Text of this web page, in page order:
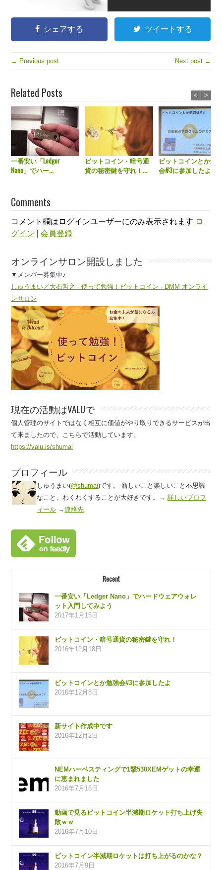
シェアする ツイートする
← Previous post Next post →
Related Posts
一番安い「Ledger
Nano」でハー...
ビットコイン・暗号通
貨の秘密鍵を守れ！...
ビットコインとか勉
会#3に参加したよ...
< >
Comments
コメント欄はログインユーザーにのみ表示されます ロ
グイン |会員登録
オンラインサロン開設しました
▼メンバー募集中♪
しゅうまい／大石哲之 - 使って勉強！ビットコイン - DMM オンライ
ンサロン
現在の活動はVALUで
個人管理のサイトではなく相互に価値がやり取りできるサービスが出
て来ましたので、こちらで活動しています。
https://valu.is/shumai
プロフィール
しゅうまい(@shumai)です。 新しいこと楽しいこと不思議
なこと、わくわくすることが大好きです。→詳しいプロフ
ィール →連絡先
Recent
一番安い「Ledger Nano」でハードウェアウォレ
ット入門してみよう
2017年1月15日
ビットコイン・暗号通貨の秘密鍵を守れ！
2016年12月18日
ビットコインとか勉強会#3に参加したよ
2016年12月8日
新サイト作成中です
2016年12月2日
NEMハーベスティングで1撃530XEMゲットの幸運
に恵まれました
2016年7月16日
動画で見るビットコイン半減期ロケット打ち上げ失
敗ｗｗ
2016年7月10日
ビットコイン半減期ロケットは打ち上がるのかな？
2016年7月9日